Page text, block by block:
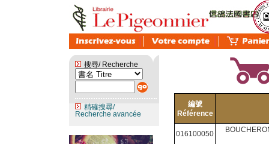
搜尋/ Recherche
精確搜尋/
Recherche avancée
編號
Référence
016100050